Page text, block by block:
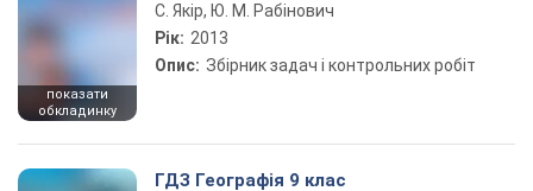
показати
обкладинку
С. Якір, Ю. М. Рабінович
Рік: 2013
Опис: Збірник задач і контрольних робіт
ГДЗ Географія 9 клас